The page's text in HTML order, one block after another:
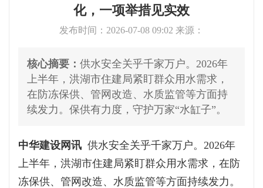
化，一项举措见实效
发布时间：2026-07-08 09:02 来源：
核心摘要： 供水安全关乎千家万户。2026年
上半年，洪湖市住建局紧盯群众用水需求，
在防冻保供、管网改造、水质监管等方面持
续发力。保供有力度，守护万家“水缸子”。
中华建设网讯 供水安全关乎千家万户。2026年
上半年，洪湖市住建局紧盯群众用水需求，在防
冻保供、管网改造、水质监管等方面持续发力。